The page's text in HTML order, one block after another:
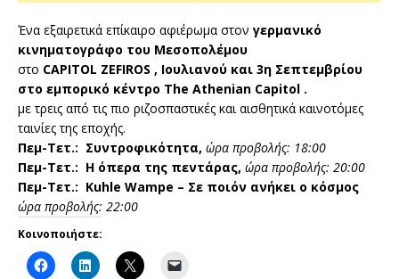
Ένα εξαιρετικά επίκαιρο αφιέρωμα στον γερμανικό
κινηματογράφο του Μεσοπολέμου
στο CAPITOL ZEFIROS , Ιουλιανού και 3η Σεπτεμβρίου
στο εμπορικό κέντρο The Athenian Capitol .
με τρεις από τις πιο ριζοσπαστικές και αισθητικά καινοτόμες
ταινίες της εποχής.
Πεμ-Τετ.: Συντροφικότητα, ώρα προβολής: 18:00
Πεμ-Τετ.: Η όπερα της πεντάρας, ώρα προβολής: 20:00
Πεμ-Τετ.: Kuhle Wampe – Σε ποιόν ανήκει ο κόσμος
ώρα προβολής: 22:00
Κοινοποιήστε: